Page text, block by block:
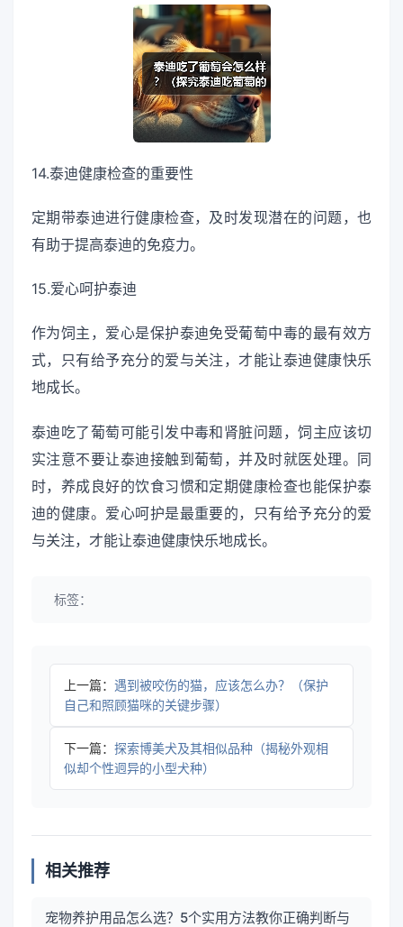
14.泰迪健康检查的重要性
定期带泰迪进行健康检查，及时发现潜在的问题，也
有助于提高泰迪的免疫力。
15.爱心呵护泰迪
作为饲主，爱心是保护泰迪免受葡萄中毒的最有效方
式，只有给予充分的爱与关注，才能让泰迪健康快乐
地成长。
泰迪吃了葡萄可能引发中毒和肾脏问题，饲主应该切
实注意不要让泰迪接触到葡萄，并及时就医处理。同
时，养成良好的饮食习惯和定期健康检查也能保护泰
迪的健康。爱心呵护是最重要的，只有给予充分的爱
与关注，才能让泰迪健康快乐地成长。
标签：
上一篇： 遇到被咬伤的猫，应该怎么办？（保护
自己和照顾猫咪的关键步骤）
下一篇： 探索博美犬及其相似品种（揭秘外观相
似却个性迥异的小型犬种）
相关推荐
宠物养护用品怎么选？5个实用方法教你正确判断与